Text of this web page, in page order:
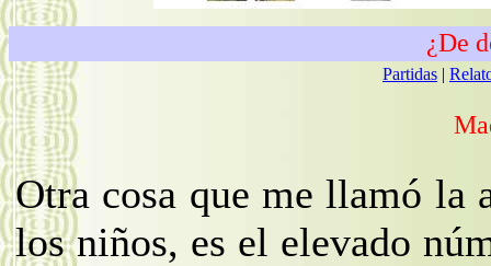
¿De
Partidas |
Otra cosa que me llamó la
los niños, es el elevado